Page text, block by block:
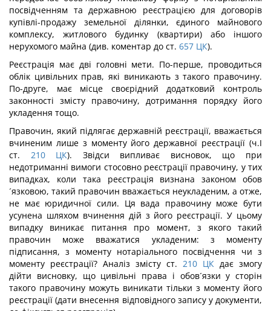
посвідченням та державною реєстрацією для договорів
купівлі-продажу земельної ділянки, єдиного майнового
комплексу, житлового будинку (квартири) або іншого
нерухомого майна (див. коментар до ст. 657 ЦК).
Реєстрація має дві головні мети. По-перше, проводиться
облік цивільних прав, які виникають з такого правочину.
По-друге, має місце своєрідний додатковий контроль
законності змісту правочину, дотримання порядку його
укладення тощо.
Правочин, який підлягає державній реєстрації, вважається
вчиненим лише з моменту його державної реєстрації (ч.І
ст. 210 ЦК). Звідси випливає висновок, що при
недотриманні вимоги стосовно реєстрації правочину, у тих
випадках, коли така реєстрація визнана законом обов
´язковою, такий правочин вважається неукладеним, а отже,
не має юридичної сили. Ця вада правочину може бути
усунена шляхом вчинення дій з його реєстрації. У цьому
випадку виникає питання про момент, з якого такий
правочин може вважатися укладеним: з моменту
підписання, з моменту нотаріального посвідчення чи з
моменту реєстрації? Аналіз змісту ст. 210 ЦК дає змогу
дійти висновку, що цивільні права і обов´язки у сторін
такого правочину можуть виникати тільки з моменту його
реєстрації (дати внесення відповідного запису у документи,